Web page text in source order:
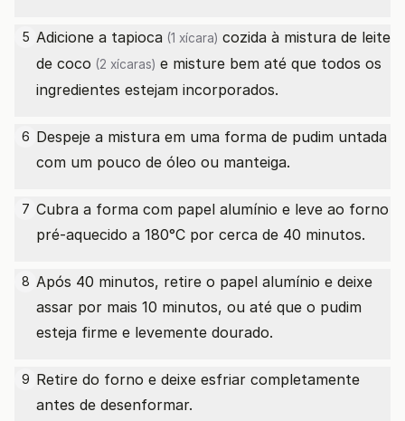
5 Adicione a tapioca (1 xícara) cozida à mistura de leite
de coco (2 xícaras) e misture bem até que todos os
ingredientes estejam incorporados.
6 Despeje a mistura em uma forma de pudim untada
com um pouco de óleo ou manteiga.
7 Cubra a forma com papel alumínio e leve ao forno
pré-aquecido a 180°C por cerca de 40 minutos.
8 Após 40 minutos, retire o papel alumínio e deixe
assar por mais 10 minutos, ou até que o pudim
esteja firme e levemente dourado.
9 Retire do forno e deixe esfriar completamente
antes de desenformar.